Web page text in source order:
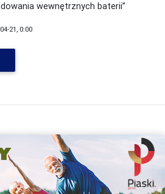
wewnętrznych baterii”
21, 0:00